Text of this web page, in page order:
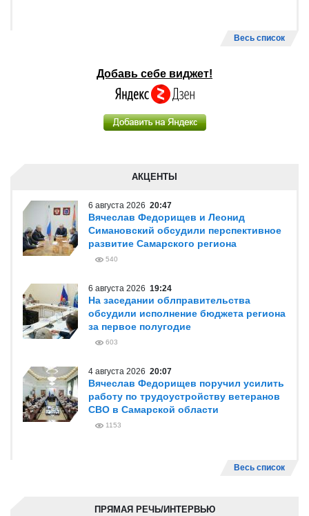
Весь список
Добавь себе виджет!
АКЦЕНТЫ
6 августа 2026 20:47
Вячеслав Федорищев и Леонид
Симановский обсудили перспективное
развитие Самарского региона
540
6 августа 2026 19:24
На заседании облправительства
обсудили исполнение бюджета региона
за первое полугодие
603
4 августа 2026 20:07
Вячеслав Федорищев поручил усилить
работу по трудоустройству ветеранов
СВО в Самарской области
1153
Весь список
ПРЯМАЯ РЕЧЬ/ИНТЕРВЬЮ